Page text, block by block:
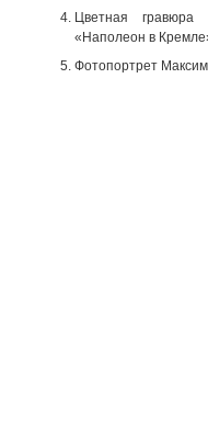
Цветная гравюра
«Наполеон в
Фотопортрет